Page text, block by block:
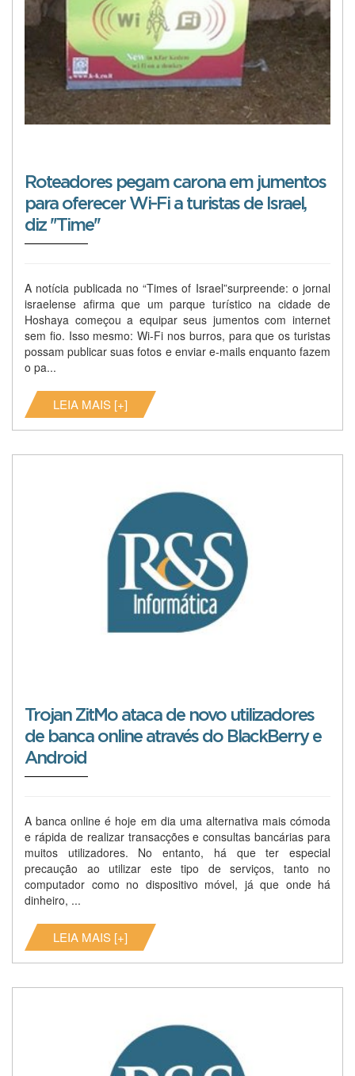
Roteadores pegam carona em jumentos
para oferecer Wi-Fi a turistas de Israel,
diz ''Time''
A notícia publicada no “Times of Israel”surpreende: o jornal
israelense afirma que um parque turístico na cidade de
Hoshaya começou a equipar seus jumentos com internet
sem fio. Isso mesmo: Wi-Fi nos burros, para que os turistas
possam publicar suas fotos e enviar e-mails enquanto fazem
o pa...
LEIA MAIS [+]
Trojan ZitMo ataca de novo utilizadores
de banca online através do BlackBerry e
Android
A banca online é hoje em dia uma alternativa mais cómoda
e rápida de realizar transacções e consultas bancárias para
muitos utilizadores. No entanto, há que ter especial
precaução ao utilizar este tipo de serviços, tanto no
computador como no dispositivo móvel, já que onde há
dinheiro, ...
LEIA MAIS [+]